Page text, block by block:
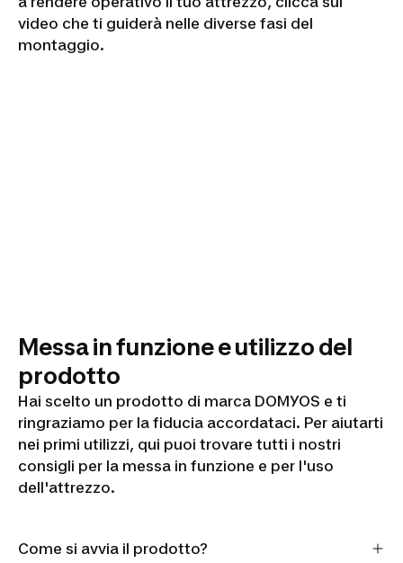
video che ti guiderà nelle diverse fasi del
montaggio.
Messa in funzione e utilizzo del
prodotto
Hai scelto un prodotto di marca DOMYOS e ti
ringraziamo per la fiducia accordataci. Per aiutarti
nei primi utilizzi, qui puoi trovare tutti i nostri
consigli per la messa in funzione e per l'uso
dell'attrezzo.
Come si avvia il prodotto?